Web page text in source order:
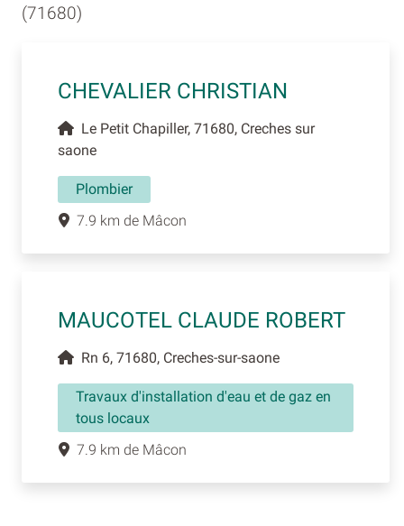
(71680)
CHEVALIER CHRISTIAN
Le Petit Chapiller, 71680, Creches sur
saone
Plombier
7.9 km de Mâcon
MAUCOTEL CLAUDE ROBERT
Rn 6, 71680, Creches-sur-saone
Travaux d'installation d'eau et de gaz en
tous locaux
7.9 km de Mâcon